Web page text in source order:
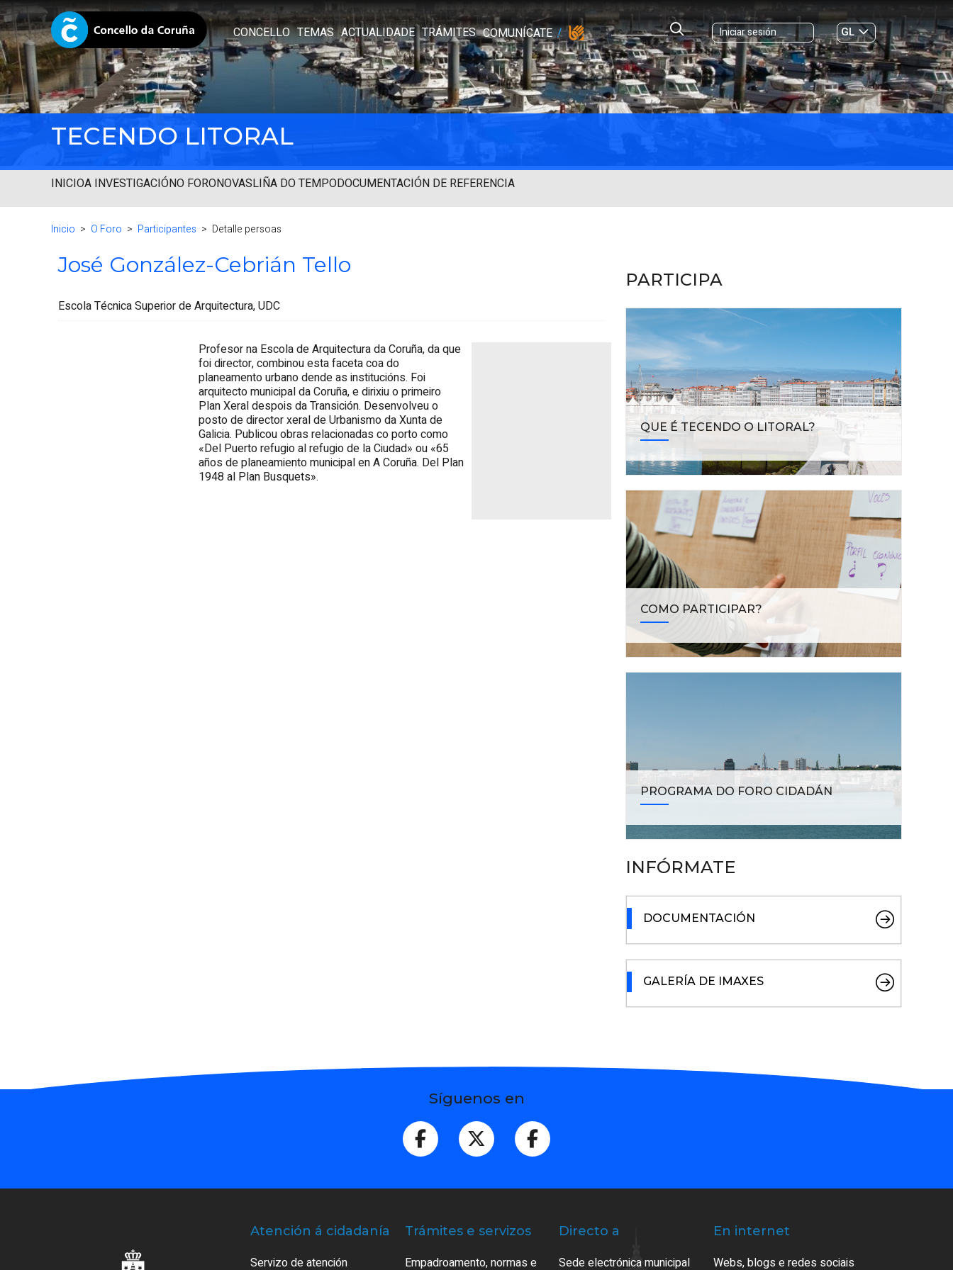
CONCELLO TEMAS ACTUALIDADE TRÁMITES COMUNÍCATE Iniciar sesión
GL
ES|
TECENDO LITORAL
INICIOA INVESTIGACIÓNO FORONOVASLIÑA DO TEMPODOCUMENTACIÓN DE REFERENCIA
Inicio O Foro Participantes Detalle persoas
José González-Cebrián Tello
Escola Técnica Superior de Arquitectura, UDC
Profesor na Escola de Arquitectura da Coruña, da que
foi director, combinou esta faceta coa do
planeamento urbano dende as institucións. Foi
arquitecto municipal da Coruña, e dirixiu o primeiro
Plan Xeral despois da Transición. Desenvolveu o
posto de director xeral de Urbanismo da Xunta de
Galicia. Publicou obras relacionadas co porto como
«Del Puerto refugio al refugio de la Ciudad» ou «65
años de planeamiento municipal en A Coruña. Del Plan
1948 al Plan Busquets».
PARTICIPA
QUE É TECENDO O LITORAL?
COMO PARTICIPAR?
PROGRAMA DO FORO CIDADÁN
INFÓRMATE
DOCUMENTACIÓN
GALERÍA DE IMAXES
Síguenos en
Atención á cidadanía
Servizo de atención
Trámites e servizos
Empadroamento, normas e
Directo a
Sede electrónica municipal
En internet
Webs, blogs e redes sociais